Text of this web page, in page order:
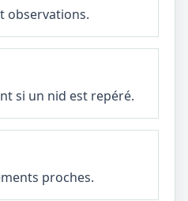
observations.
si un nid est repéré.
proches.